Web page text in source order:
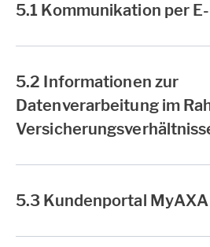
5.1 Kommunikation per
5.2 Informationen zur
Datenverarbeitung im
5.3 Kundenportal MyAXA